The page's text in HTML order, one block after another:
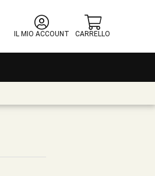
IL MIO ACCOUNT
CARRELLO